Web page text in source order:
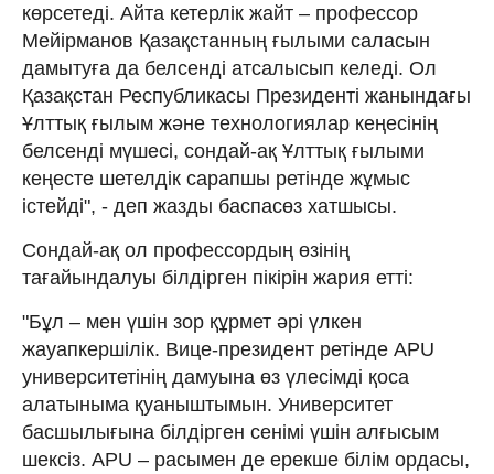
көрсетеді. Айта кетерлік жайт – профессор
Мейірманов Қазақстанның ғылыми саласын
дамытуға да белсенді атсалысып келеді. Ол
Қазақстан Республикасы Президенті жанындағы
Ұлттық ғылым және технологиялар кеңесінің
белсенді мүшесі, сондай-ақ Ұлттық ғылыми
кеңесте шетелдік сарапшы ретінде жұмыс
істейді", - деп жазды баспасөз хатшысы.
Сондай-ақ ол профессордың өзінің
тағайындалуы білдірген пікірін жария етті:
"Бұл – мен үшін зор құрмет әрі үлкен
жауапкершілік. Вице-президент ретінде APU
университетінің дамуына өз үлесімді қоса
алатыныма қуаныштымын. Университет
басшылығына білдірген сенімі үшін алғысым
шексіз. APU – расымен де ерекше білім ордасы,